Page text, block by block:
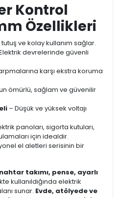
Kontrol
Özellikleri
ve kolay kullanım sağlar.
devrelerinde güvenli
karşı ekstra koruma
ömürlü, sağlam ve güvenilir
– Düşük ve yüksek voltajı
panoları, sigorta kutuları,
için idealdir.
el aletleri serisinin bir
takımı, pense, ayarlı
kullanıldığında elektrik
sunar. Evde, atölyede ve